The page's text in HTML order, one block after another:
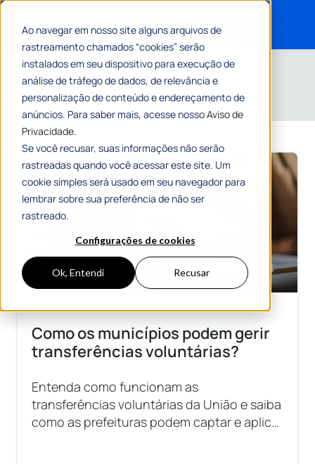
Ao navegar em nosso site alguns arquivos de
rastreamento chamados “cookies” serão
instalados em seu dispositivo para execução de
análise de tráfego de dados, de relevância e
personalização de conteúdo e endereçamento de
anúncios. Para saber mais, acesse nossoAviso de
Privacidade.
Se você recusar, suas informações não serão
rastreadas quando você acessar este site. Um
cookie simples será usado em seu navegador para
lembrar sobre sua preferência de não ser
rastreado.
Configurações de cookies
Ok, Entendi Recusar
Home »Arquivos para 24 de julho de 2025
Conteúdos sobre
24/07/2025
Como os municípios podem gerir
transferências voluntárias?
Entenda como funcionam as
transferências voluntárias da União e saiba
como as prefeituras podem captar e aplicar